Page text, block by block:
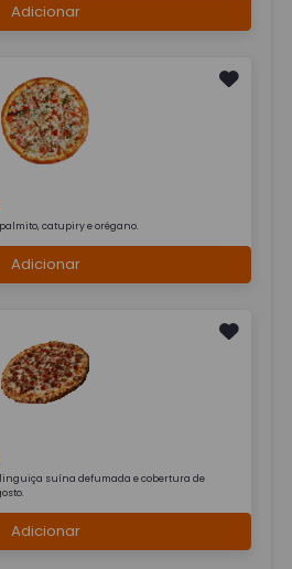
Adicionar
catupiry e orégano.
Adicionar
suína defumada e cobertura de
Adicionar